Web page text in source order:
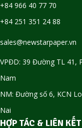
+84 966 40 77 70
+84 251 351 24 88
sales@newstarpaper.vn
VPĐD: 39 Đường TL 41,
Nam
NM: Đường số 6, KCN
Nai
HỢP TÁC & LIÊN KẾT